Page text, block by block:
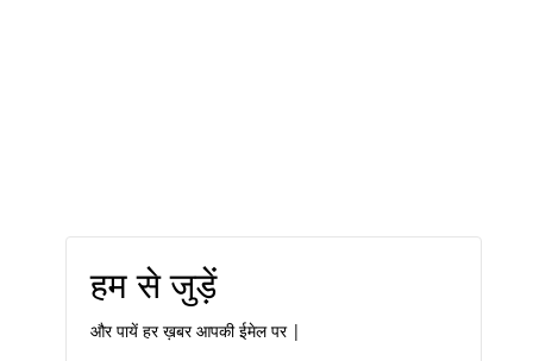
हम से जुड़ें
और पायें हर ख़बर आपकी ईमेल पर |